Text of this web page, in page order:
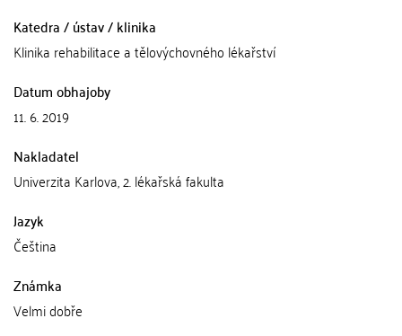
Katedra / ústav / klinika
Klinika rehabilitace a tělovýchovného lékařství
Datum obhajoby
11. 6. 2019
Nakladatel
Univerzita Karlova, 2. lékařská fakulta
Jazyk
Čeština
Známka
Velmi dobře